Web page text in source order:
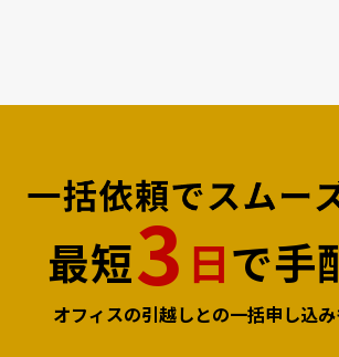
最短3 日で手
オフィスの引越しとの⼀括申し込み